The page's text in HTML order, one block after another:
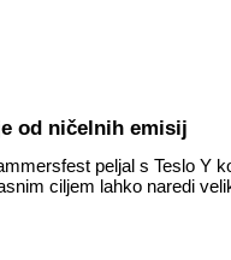
od ničelnih emisij
peljal s Teslo Y
ciljem lahko naredi